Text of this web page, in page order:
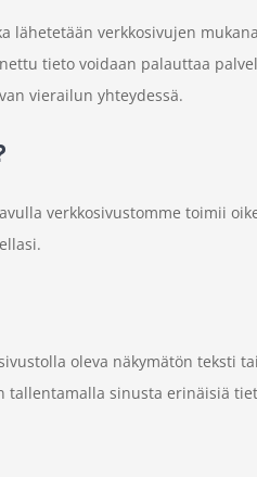
lähetetään verkkosivujen
tieto voidaan palauttaa
vierailun yhteydessä.
verkkosivustomme toimii
oleva näkymätön teksti
tallentamalla sinusta erinäisiä